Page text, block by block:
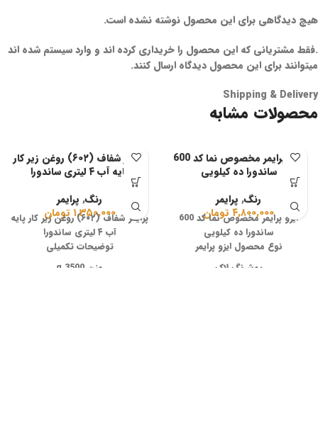
هیچ دیدگاهی برای این محصول نوشته نشده است.
.فقط مشتریانی که این محصول را خریداری کرده اند و وارد سیستم شده اند
میتوانند برای این محصول دیدگاه ارسال کنند.
Shipping & Delivery
محصولات مشابه
ایزو پرایمر مخصوص نما کد 600
ساندورا ده کیلویی
رنگ, پرایمر
۴,۸۰۰,۰۰۰ تومان
ایزو پرایمر مخصوص نما کد 600
ساندورا ده کیلویی
نوع محصول ایزو پرایمر
پوشرنگ لاک
پرایمر شفاف (۶۰۲) روغن زیر کار
پایه آب ۴ لیتری ساندورا
رنگ, پرایمر
۱,۳۵۰,۰۰۰ تومان
پرایمر شفاف (۶۰۲) روغن زیر کار پایه
آب ۴ لیتری ساندورا
توضیحات تکمیلی
وزن 3500 g